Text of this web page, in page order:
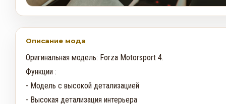
Описание мода
Оригинальная модель: Forza Motorsport 4.
Функции :
- Модель с высокой детализацией
- Высокая детализация интерьера